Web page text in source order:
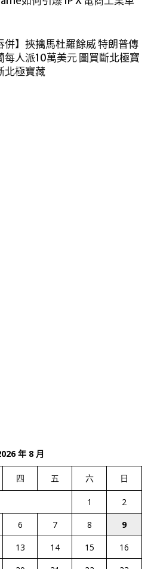
併】挾擒馬杜羅餘威 特朗普傳
每人派10萬美元 圖買斷北極寶
北極寶藏
年 8 月
四 五 六 日
1
2
6 7 8
9
13 14 15
16